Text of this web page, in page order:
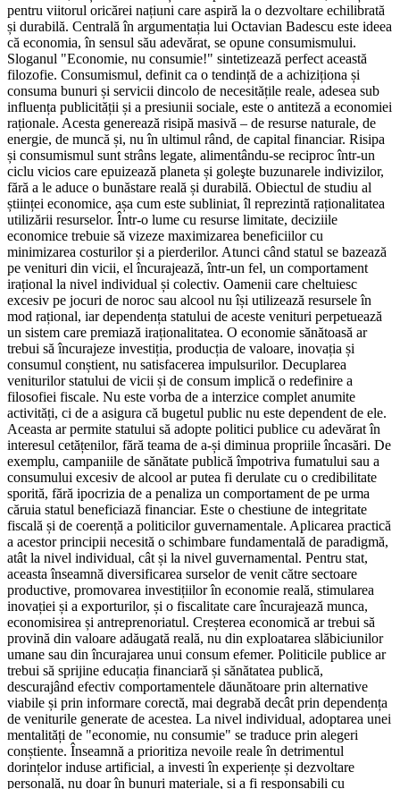
pentru viitorul oricărei națiuni care aspiră la o dezvoltare echilibrată
și durabilă. Centrală în argumentația lui Octavian Badescu este ideea
că economia, în sensul său adevărat, se opune consumismului.
Sloganul "Economie, nu consumie!" sintetizează perfect această
filozofie. Consumismul, definit ca o tendință de a achiziționa și
consuma bunuri și servicii dincolo de necesitățile reale, adesea sub
influența publicității și a presiunii sociale, este o antiteză a economiei
raționale. Acesta generează risipă masivă – de resurse naturale, de
energie, de muncă și, nu în ultimul rând, de capital financiar. Risipa
și consumismul sunt strâns legate, alimentându-se reciproc într-un
ciclu vicios care epuizează planeta și goleşte buzunarele indivizilor,
fără a le aduce o bunăstare reală și durabilă. Obiectul de studiu al
științei economice, așa cum este subliniat, îl reprezintă raționalitatea
utilizării resurselor. Într-o lume cu resurse limitate, deciziile
economice trebuie să vizeze maximizarea beneficiilor cu
minimizarea costurilor și a pierderilor. Atunci când statul se bazează
pe venituri din vicii, el încurajează, într-un fel, un comportament
irațional la nivel individual și colectiv. Oamenii care cheltuiesc
excesiv pe jocuri de noroc sau alcool nu își utilizează resursele în
mod rațional, iar dependența statului de aceste venituri perpetuează
un sistem care premiază iraționalitatea. O economie sănătoasă ar
trebui să încurajeze investiția, producția de valoare, inovația și
consumul conștient, nu satisfacerea impulsurilor. Decuplarea
veniturilor statului de vicii și de consum implică o redefinire a
filosofiei fiscale. Nu este vorba de a interzice complet anumite
activități, ci de a asigura că bugetul public nu este dependent de ele.
Aceasta ar permite statului să adopte politici publice cu adevărat în
interesul cetățenilor, fără teama de a-și diminua propriile încasări. De
exemplu, campaniile de sănătate publică împotriva fumatului sau a
consumului excesiv de alcool ar putea fi derulate cu o credibilitate
sporită, fără ipocrizia de a penaliza un comportament de pe urma
căruia statul beneficiază financiar. Este o chestiune de integritate
fiscală și de coerență a politicilor guvernamentale. Aplicarea practică
a acestor principii necesită o schimbare fundamentală de paradigmă,
atât la nivel individual, cât și la nivel guvernamental. Pentru stat,
aceasta înseamnă diversificarea surselor de venit către sectoare
productive, promovarea investițiilor în economie reală, stimularea
inovației și a exporturilor, și o fiscalitate care încurajează munca,
economisirea și antreprenoriatul. Creșterea economică ar trebui să
provină din valoare adăugată reală, nu din exploatarea slăbiciunilor
umane sau din încurajarea unui consum efemer. Politicile publice ar
trebui să sprijine educația financiară și sănătatea publică,
descurajând efectiv comportamentele dăunătoare prin alternative
viabile și prin informare corectă, mai degrabă decât prin dependența
de veniturile generate de acestea. La nivel individual, adoptarea unei
mentalități de "economie, nu consumie" se traduce prin alegeri
conștiente. Înseamnă a prioritiza nevoile reale în detrimentul
dorințelor induse artificial, a investi în experiențe și dezvoltare
personală, nu doar în bunuri materiale, și a fi responsabili cu